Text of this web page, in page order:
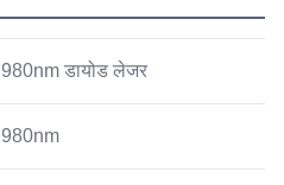
980nm डायोड लेजर
980nm